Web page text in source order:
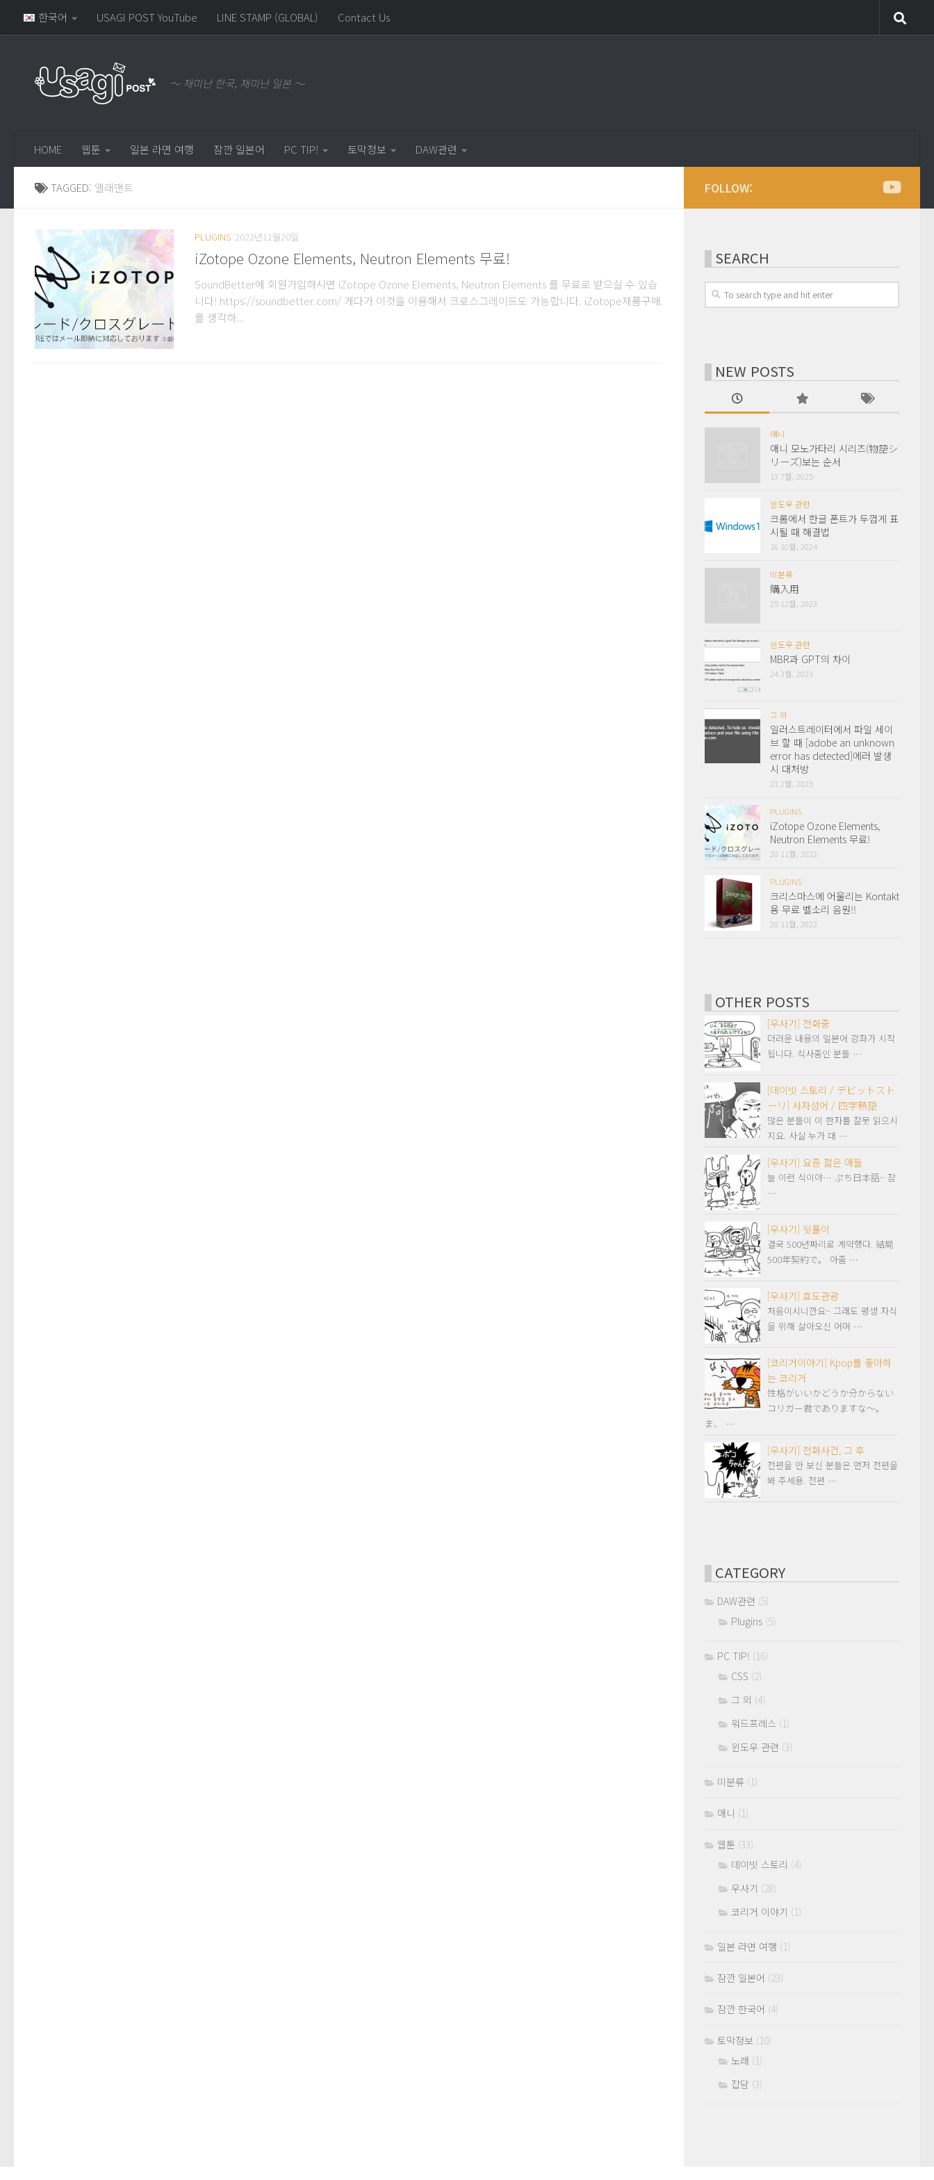
한국어 USAGI POST YouTube LINE STAMP (GLOBAL) Contact Us
～ 재미난 한국, 재미난 일본 ～
HOME 웹툰 일본 라면 여행 잠깐 일본어 PC TIP! 토막정보 DAW관련
TAGGED: 앨래맨트
PLUGINS 2022년11월20일
iZotope Ozone Elements, Neutron Elements 무료!
SoundBetter에 회원가입하시면 iZotope Ozone Elements, Neutron Elements 를 무료로 받으실 수 있습
니다! https://soundbetter.com/ 게다가 이것을 이용해서 크로스그레이드도 가능합니다. iZotope제품구매
를 생각하...
FOLLOW:
SEARCH
NEW POSTS
애니
애니 모노가타리 시리즈(物語シ
リーズ)보는 순서
13 7월, 2025
윈도우 관련
크롬에서 한글 폰트가 두껍게 표
시될 때 해결법
16 10월, 2024
미분류
購入用
25 12월, 2023
윈도우 관련
MBR과 GPT의 차이
24 3월, 2023
그 외
일러스트레이터에서 파일 세이
브 할 때 [adobe an unknown
error has detected]에러 발생
시 대처방
23 2월, 2023
PLUGINS
iZotope Ozone Elements,
Neutron Elements 무료!
20 11월, 2022
PLUGINS
크리스마스에 어울리는 Kontakt
용 무료 벨소리 음원!!
20 11월, 2022
OTHER POSTS
[우사기] 전화중
더러운 내용의 일본어 강좌가 시작
됩니다. 식사중인 분들 …
[데이빗 스토리 / デビットスト
ーリ] 사자성어 / 四字熟語
많은 분들이 이 한자를 잘못 읽으시
지요. 사실 누가 대 …
[우사기] 요즘 젊은 애들
늘 이런 식이야… ぷち日本語– 잠
…
[우사기] 뒷풀이
결국 500년짜리로 계약했다. 結局
500年契約で。 아줌 …
[우사기] 효도관광
처음이시니깐요~ 그래도 평생 자식
을 위해 살아오신 어머 …
[코리거이야기] Kpop를 좋아하
는 코리거
性格がいいかどうか分からない
コリガー君でありますな～。
ま、 …
[우사기] 전화사건, 그 후
전편을 안 보신 분들은 먼저 전편을
봐 주세용. 전편 …
CATEGORY
DAW관련 (5)
Plugins (5)
PC TIP! (16)
CSS (2)
그 외 (4)
워드프레스 (1)
윈도우 관련 (3)
미분류 (1)
애니 (1)
웹툰 (33)
데이빗 스토리 (4)
우사기 (28)
코리거 이야기 (1)
일본 라면 여행 (1)
잠깐 일본어 (23)
잠깐 한국어 (4)
토막정보 (10)
노래 (1)
잡담 (3)